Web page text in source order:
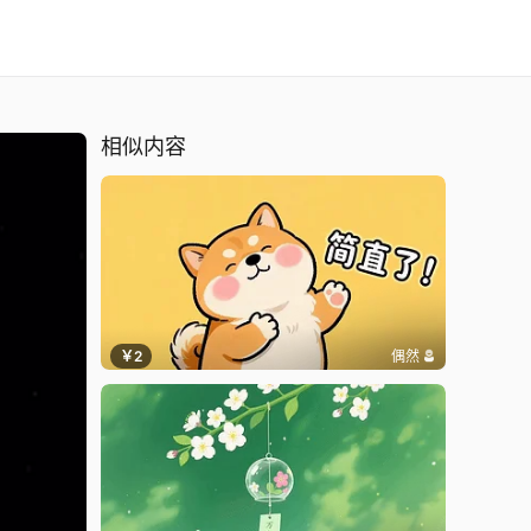
相似内容
￥2 偶然